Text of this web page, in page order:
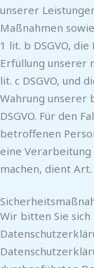
unserer
Maßnahmen
1 lit. b DSGVO,
Erfüllung unserer
lit. c DSGVO, und
Wahrung unserer
DSGVO. Für den
betroffenen
eine
machen, dient Art.
Wir bitten Sie